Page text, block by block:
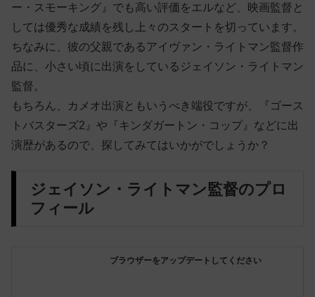
ー・スモーキング』でも高い評価をエルなど、映画監督と
しては優秀な成績を残し上々のスタートを切っています。
ちなみに、彼の父親であるアイヴァン・ライトマン監督作
品に、小さい頃に出演をしているジェイソン・ライトマン
監督。
もちろん、カメオ出演ともいうべき端役ですが、『ゴース
トバスターズ2』や『キンダガートン・コップ』などに出
演歴があるので、探してみてはいかがでしょうか？
ジェイソン・ライトマン監督のプロ
フィール
ブラウザーをアップデートしてください